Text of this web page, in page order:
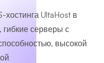
хостинга UltaHost в
серверы с
высокой